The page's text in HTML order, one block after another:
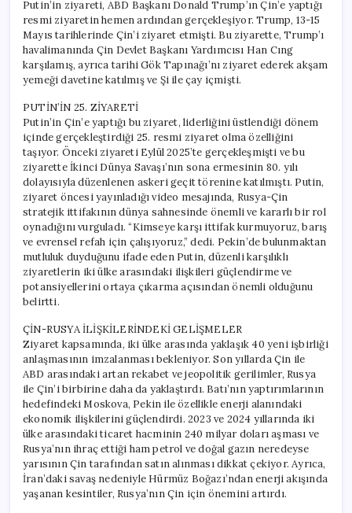
Putin’in ziyareti, ABD Başkanı Donald Trump’ın Çin’e yaptığı
resmi ziyaretin hemen ardından gerçekleşiyor. Trump, 13-15
Mayıs tarihlerinde Çin’i ziyaret etmişti. Bu ziyarette, Trump’ı
havalimanında Çin Devlet Başkanı Yardımcısı Han Cıng
karşılamış, ayrıca tarihi Gök Tapınağı’nı ziyaret ederek akşam
yemeği davetine katılmış ve Şi ile çay içmişti.
PUTİN’İN 25. ZİYARETİ
Putin’in Çin’e yaptığı bu ziyaret, liderliğini üstlendiği dönem
içinde gerçekleştirdiği 25. resmi ziyaret olma özelliğini
taşıyor. Önceki ziyareti Eylül 2025’te gerçekleşmişti ve bu
ziyarette İkinci Dünya Savaşı’nın sona ermesinin 80. yılı
dolayısıyla düzenlenen askeri geçit törenine katılmıştı. Putin,
ziyaret öncesi yayınladığı video mesajında, Rusya-Çin
stratejik ittifakının dünya sahnesinde önemli ve kararlı bir rol
oynadığını vurguladı. “Kimseye karşı ittifak kurmuyoruz, barış
ve evrensel refah için çalışıyoruz,” dedi. Pekin’de bulunmaktan
mutluluk duyduğunu ifade eden Putin, düzenli karşılıklı
ziyaretlerin iki ülke arasındaki ilişkileri güçlendirme ve
potansiyellerini ortaya çıkarma açısından önemli olduğunu
belirtti.
ÇİN-RUSYA İLİŞKİLERİNDEKİ GELİŞMELER
Ziyaret kapsamında, iki ülke arasında yaklaşık 40 yeni işbirliği
anlaşmasının imzalanması bekleniyor. Son yıllarda Çin ile
ABD arasındaki artan rekabet ve jeopolitik gerilimler, Rusya
ile Çin’i birbirine daha da yaklaştırdı. Batı’nın yaptırımlarının
hedefindeki Moskova, Pekin ile özellikle enerji alanındaki
ekonomik ilişkilerini güçlendirdi. 2023 ve 2024 yıllarında iki
ülke arasındaki ticaret hacminin 240 milyar doları aşması ve
Rusya’nın ihraç ettiği ham petrol ve doğal gazın neredeyse
yarısının Çin tarafından satın alınması dikkat çekiyor. Ayrıca,
İran’daki savaş nedeniyle Hürmüz Boğazı’ndan enerji akışında
yaşanan kesintiler, Rusya’nın Çin için önemini artırdı.